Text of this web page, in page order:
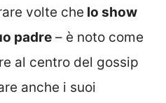
volte che lo show
padre – è noto come
al centro del gossip
anche i suoi